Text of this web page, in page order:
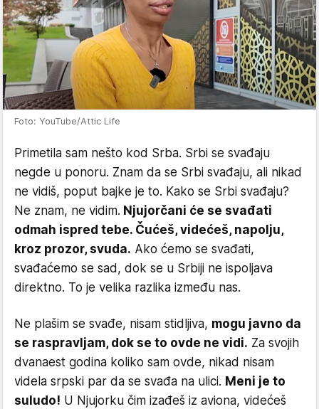
Foto: YouTube/Attic Life
Primetila sam nešto kod Srba. Srbi se svađaju
negde u ponoru. Znam da se Srbi svađaju, ali nikad
ne vidiš, poput bajke je to. Kako se Srbi svađaju?
Ne znam, ne vidim. Njujorčani će se svađati
odmah ispred tebe. Čućeš, videćeš, napolju,
kroz prozor, svuda. Ako ćemo se svađati,
svađaćemo se sad, dok se u Srbiji ne ispoljava
direktno. To je velika razlika između nas.
Ne plašim se svađe, nisam stidljiva, mogu javno da
se raspravljam, dok se to ovde ne vidi. Za svojih
dvanaest godina koliko sam ovde, nikad nisam
videla srpski par da se svađa na ulici. Meni je to
suludo! U Njujorku čim izađeš iz aviona, videćeš